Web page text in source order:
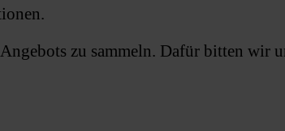
zu sammeln. Dafür bitten wir